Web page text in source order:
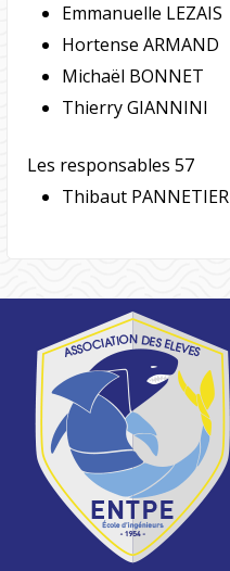
Emmanuelle LEZAIS
Hortense ARMAND
Michaël BONNET
Thierry GIANNINI
Les responsables 57
Thibaut PANNETIER